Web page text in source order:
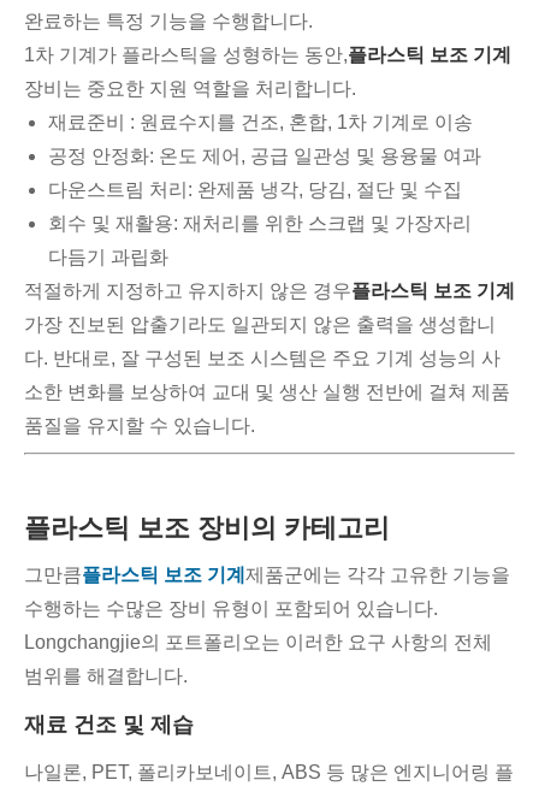
완료하는 특정 기능을 수행합니다.
1차 기계가 플라스틱을 성형하는 동안,플라스틱 보조 기계
장비는 중요한 지원 역할을 처리합니다.
재료준비 : 원료수지를 건조, 혼합, 1차 기계로 이송
공정 안정화: 온도 제어, 공급 일관성 및 용융물 여과
다운스트림 처리: 완제품 냉각, 당김, 절단 및 수집
회수 및 재활용: 재처리를 위한 스크랩 및 가장자리
다듬기 과립화
적절하게 지정하고 유지하지 않은 경우플라스틱 보조 기계
가장 진보된 압출기라도 일관되지 않은 출력을 생성합니
다. 반대로, 잘 구성된 보조 시스템은 주요 기계 성능의 사
소한 변화를 보상하여 교대 및 생산 실행 전반에 걸쳐 제품
품질을 유지할 수 있습니다.
플라스틱 보조 장비의 카테고리
그만큼플라스틱 보조 기계 제품군에는 각각 고유한 기능을
수행하는 수많은 장비 유형이 포함되어 있습니다.
Longchangjie의 포트폴리오는 이러한 요구 사항의 전체
범위를 해결합니다.
재료 건조 및 제습
나일론, PET, 폴리카보네이트, ABS 등 많은 엔지니어링 플